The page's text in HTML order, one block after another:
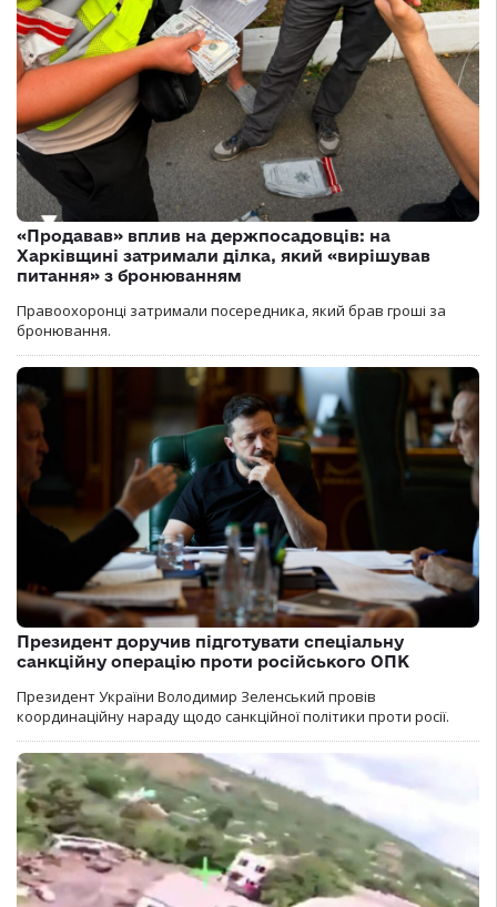
«Продавав» вплив на держпосадовців: на
Харківщині затримали ділка, який «вирішував
питання» з бронюванням
Правоохоронці затримали посередника, який брав гроші за
бронювання.
Президент доручив підготувати спеціальну
санкційну операцію проти російського ОПК
Президент України Володимир Зеленський провів
координаційну нараду щодо санкційної політики проти росії.